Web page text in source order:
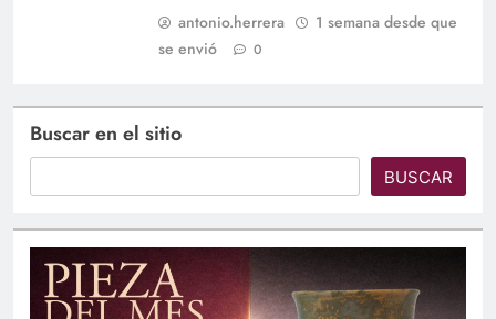
antonio.herrera
1 semana desde que
se envió
0
Buscar en el sitio
BUSCAR